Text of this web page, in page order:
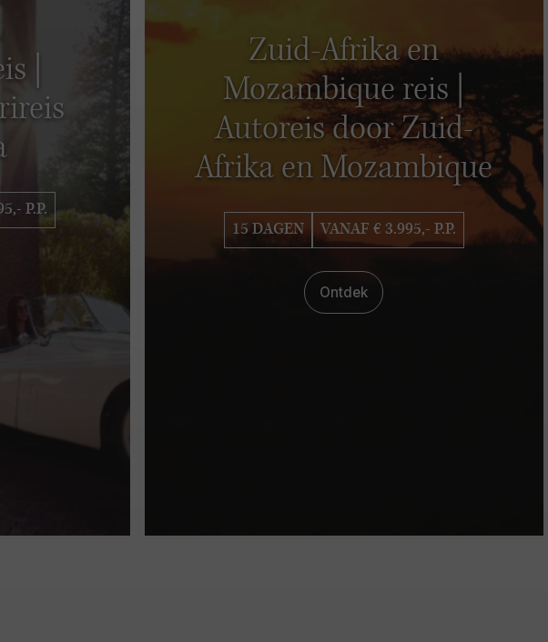
|
P.P.
Zuid-Afrika en
Mozambique reis |
Autoreis door Zuid-
Afrika en Mozambique
15 DAGEN VANAF € 3.995,- P.P.
Ontdek